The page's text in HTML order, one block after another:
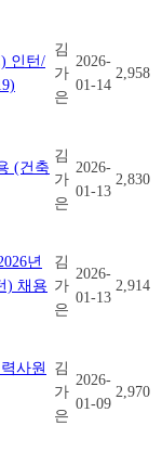
인턴/
김
가
은
2026-
01-14
2,958
(건축
김
가
은
2026-
01-13
2,830
년
) 채용
김
가
은
2026-
01-13
2,914
사원
김
가
은
2026-
01-09
2,970